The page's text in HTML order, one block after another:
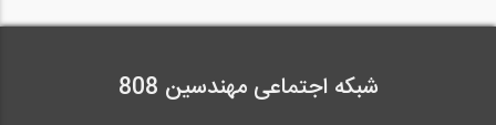
شبکه اجتماعی مهندسین 808